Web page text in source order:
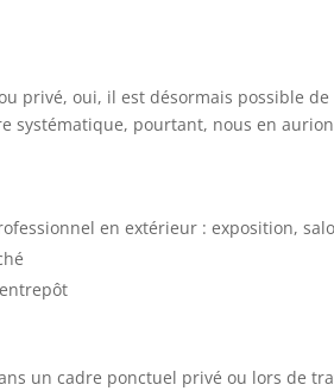
privé, oui, il est désormais possible
systématique, pourtant, nous en
en extérieur : exposition,
un cadre ponctuel privé ou lors de